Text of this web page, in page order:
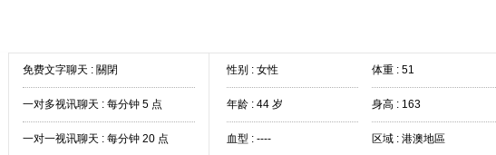
免费文字聊天 : 關閉
一对多视讯聊天 : 每分钟 5 点
一对一视讯聊天 : 每分钟 20 点
性别 : 女性 体重 : 51
年龄 : 44 岁 身高 : 163
血型 : ---- 区域 : 港澳地區